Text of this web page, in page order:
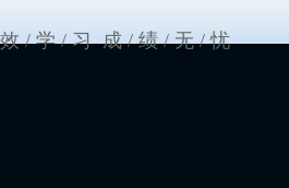
/ 学 / 习 成 / 绩 / 无 / 忧